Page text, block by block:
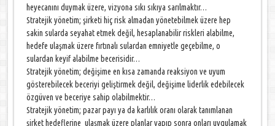
heyecanını duymak üzere, vizyona sıkı sıkıya sarılmaktır…
Stratejik yönetim; şirketi hiç risk almadan yönetebilmek üzere hep
sakin sularda seyahat etmek değil, hesaplanabilir riskleri alabilme,
hedefe ulaşmak üzere fırtınalı sulardan emniyetle geçebilme, o
sulardan keyif alabilme becerisidir…
Stratejik yönetim; değişime en kısa zamanda reaksiyon ve uyum
gösterebilecek beceriyi geliştirmek değil, değişime liderlik edebilecek
özgüven ve beceriye sahip olabilmektir…
Stratejik yönetim; pazar payı ya da karlılık oranı olarak tanımlanan
şirket hedeflerine ulaşmak üzere planlar yapıp sonra onları uygulamak